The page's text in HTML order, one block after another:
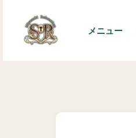
ス
メニュー